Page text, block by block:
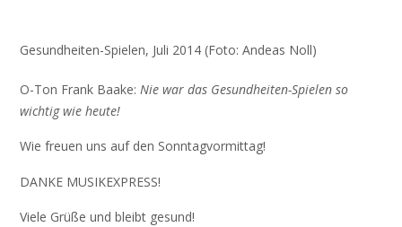
Gesundheiten-Spielen, Juli 2014 (Foto: Andeas Noll)
O-Ton Frank Baake: Nie war das Gesundheiten-Spielen so
wichtig wie heute!
Wie freuen uns auf den Sonntagvormittag!
DANKE MUSIKEXPRESS!
Viele Grüße und bleibt gesund!